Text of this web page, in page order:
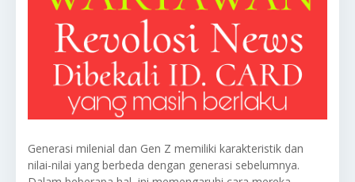
Generasi milenial dan Gen Z memiliki karakteristik dan
nilai-nilai yang berbeda dengan generasi sebelumnya.